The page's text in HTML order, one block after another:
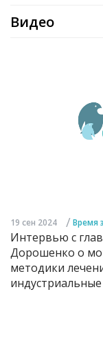
Видео
19 сен 2024 / Время
Интервью с
Дорошенко о
методики